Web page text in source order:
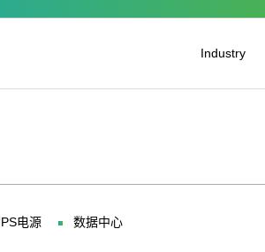
Industry
电源 数据中心